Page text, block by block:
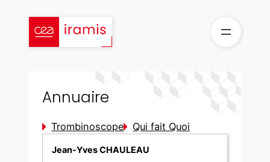
contenu
Annuaire
Trombinoscope Qui fait Quoi
Jean-Yves CHAULEAU